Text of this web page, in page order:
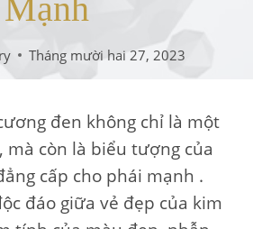
Mạnh
Tháng mười hai 27, 2023
đen không chỉ là một
mà còn là biểu tượng của
cấp cho phái mạnh .
đáo giữa vẻ đẹp của kim